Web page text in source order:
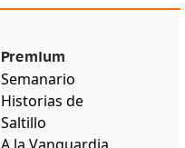
Premium
Semanario
Historias de
Saltillo